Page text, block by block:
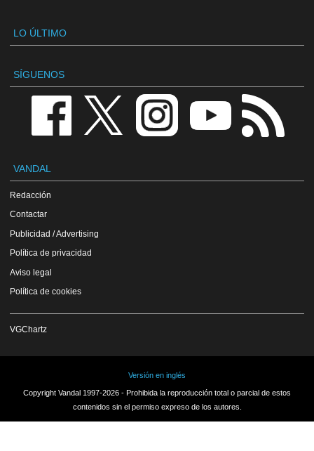
LO ÚLTIMO
SÍGUENOS
VANDAL
Redacción
Contactar
Publicidad / Advertising
Política de privacidad
Aviso legal
Política de cookies
VGChartz
Versión en inglés
Copyright Vandal 1997-2026 - Prohibida la reproducción total o parcial de estos
contenidos sin el permiso expreso de los autores.